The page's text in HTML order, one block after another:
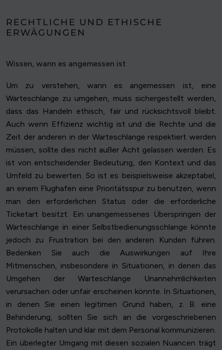
RECHTLICHE UND ETHISCHE
ERWÄGUNGEN
Wissen, wann es angemessen ist
Um zu verstehen, wann es angemessen ist, eine
Warteschlange zu umgehen, muss sichergestellt werden,
dass das Handeln ethisch, fair und rücksichtsvoll bleibt.
Auch wenn Effizienz wichtig ist und die Rechte und die
Zeit der anderen in der Warteschlange respektiert werden
müssen, sollte dies nicht außer Acht gelassen werden. Es
ist von entscheidender Bedeutung, den Kontext und das
Umfeld zu bewerten. So ist es beispielsweise akzeptabel,
an einem Flughafen eine Prioritätsspur zu benutzen, wenn
man den erforderlichen Status oder die erforderliche
Ticketart besitzt. Ein unangemessenes Überspringen der
Warteschlange in einer Selbstbedienungsschlange könnte
jedoch zu Frustration bei den anderen Kunden führen.
Bedenken Sie auch die Auswirkungen auf Ihre
Mitmenschen, insbesondere in Situationen, in denen das
Umgehen der Warteschlange Unannehmlichkeiten
verursachen oder unfair erscheinen könnte. In Situationen,
in denen Sie einen legitimen Grund haben, z. B. eine
Behinderung, sollten Sie sich an die vorgeschriebenen
Protokolle halten und klar mit dem Personal kommunizieren.
Ein überlegter Umgang mit diesen sozialen Nuancen trägt